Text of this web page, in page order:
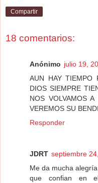
Compartir
18 comentarios:
Anónimo julio 19,
AUN HAY TIEMPO
DIOS SIEMPRE
NOS VOLVAMOS
VEREMOS SU
Responder
JDRT septiembre
Me da mucha
que confian en